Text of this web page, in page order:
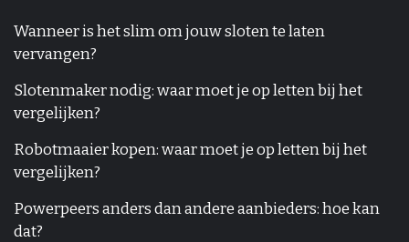
Wanneer is het slim om jouw sloten te laten
vervangen?
Slotenmaker nodig: waar moet je op letten bij het
vergelijken?
Robotmaaier kopen: waar moet je op letten bij het
vergelijken?
Powerpeers anders dan andere aanbieders: hoe kan
dat?